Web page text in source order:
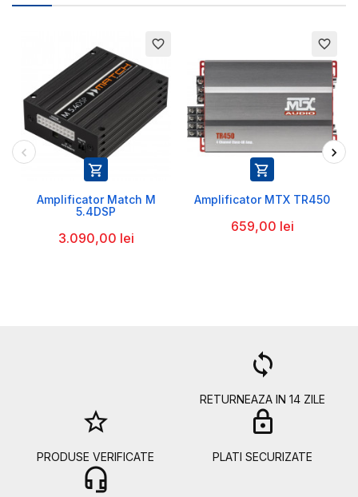
favorite_border

Amplificator Match M
5.4DSP
3.090,00 lei
favorite_border

Amplificator MTX TR450
659,00 lei
loop
RETURNEAZA IN 14 ZILE
star_border
PRODUSE VERIFICATE
lock
PLATI SECURIZATE
headset_mic